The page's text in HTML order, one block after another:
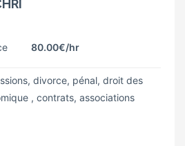
80.00€/hr
divorce, pénal, droit des
, contrats, associations